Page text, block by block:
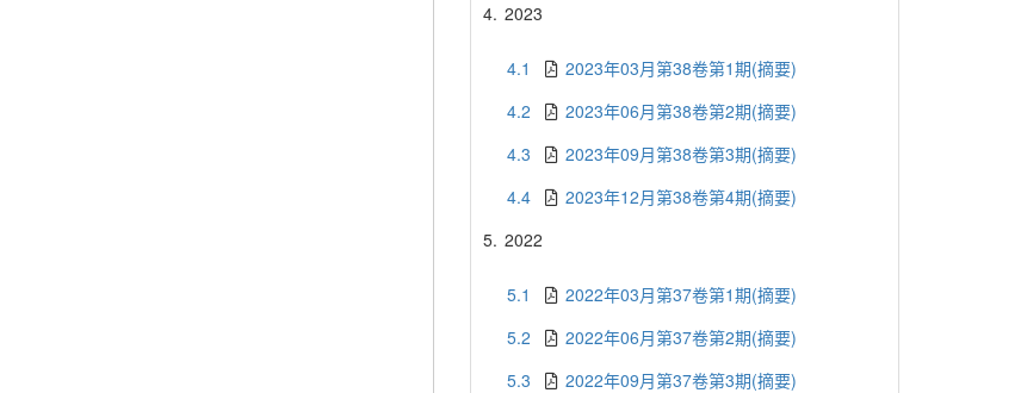
4. 2023
4.1
2023年03月第38卷第1期(摘要)
4.2
2023年06月第38卷第2期(摘要)
4.3
2023年09月第38卷第3期(摘要)
4.4
2023年12月第38卷第4期(摘要)
5. 2022
5.1
2022年03月第37卷第1期(摘要)
5.2
2022年06月第37卷第2期(摘要)
5.3
2022年09月第37卷第3期(摘要)